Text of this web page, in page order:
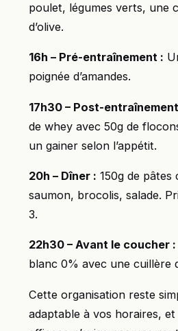
poulet, légumes verts, une
d’olive.
16h – Pré-entraînement :
poignée d’amandes.
17h30 – Post-
de whey avec 50g de
un gainer selon l’appétit.
20h – Dîner : 150g de pâtes
saumon, brocolis, salade.
3.
22h30 – Avant le coucher :
blanc 0% avec une cuillère
Cette organisation reste
adaptable à vos horaires,